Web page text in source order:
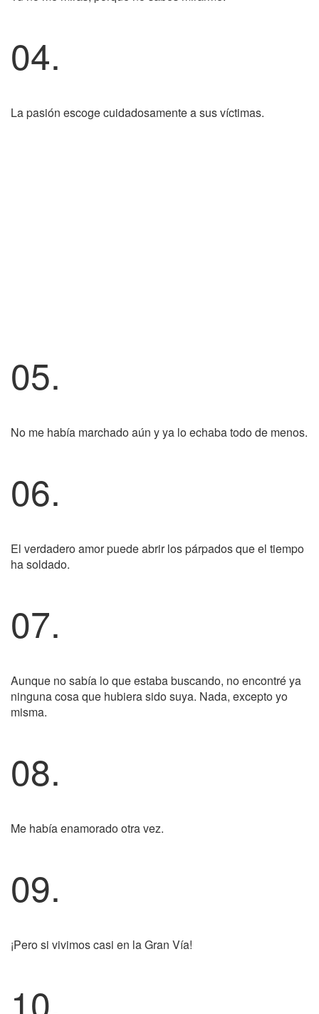
04.
La pasión escoge cuidadosamente a sus víctimas.
05.
No me había marchado aún y ya lo echaba todo de menos.
06.
El verdadero amor puede abrir los párpados que el tiempo
ha soldado.
07.
Aunque no sabía lo que estaba buscando, no encontré ya
ninguna cosa que hubiera sido suya. Nada, excepto yo
misma.
08.
Me había enamorado otra vez.
09.
¡Pero si vivimos casi en la Gran Vía!
10.